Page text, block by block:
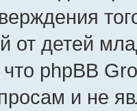
от детей
phpBB
и не